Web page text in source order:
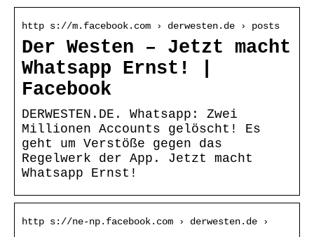
http s://m.facebook.com › derwesten.de › posts
Der Westen – Jetzt macht
Whatsapp Ernst! |
Facebook
DERWESTEN.DE. Whatsapp: Zwei
Millionen Accounts gelöscht! Es
geht um Verstöße gegen das
Regelwerk der App. Jetzt macht
Whatsapp Ernst!
http s://ne-np.facebook.com › derwesten.de ›